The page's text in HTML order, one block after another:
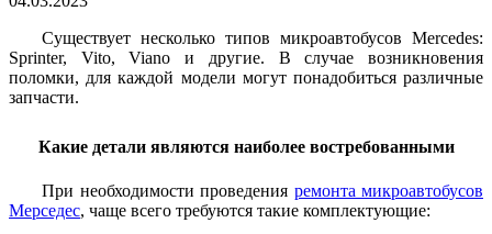
Существует несколько типов микроавтобусов Mercedes:
Sprinter, Vito, Viano и другие. В случае возникновения
поломки, для каждой модели могут понадобиться различные
запчасти.
Какие детали являются наиболее востребованными
При необходимости проведения ремонта микроавтобусов
Мерседес, чаще всего требуются такие комплектующие: